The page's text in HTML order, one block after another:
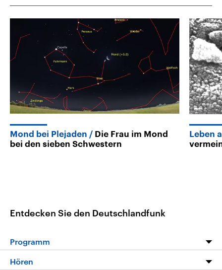
Mond bei Plejaden
Die Frau im Mond
bei den sieben Schwestern
Leben
Entdecken Sie den Deutschlandfunk
Programm
Programm
Hören